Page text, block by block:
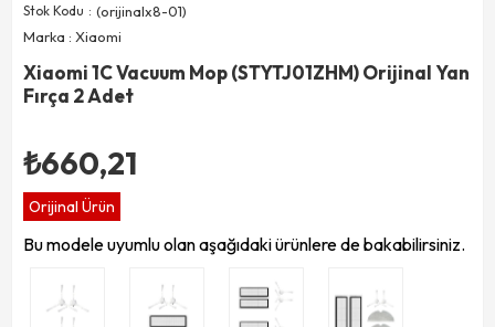
Stok Kodu
(orijinalx8-01)
Marka : Xiaomi
Xiaomi 1C Vacuum Mop (STYTJ01ZHM) Orijinal Yan
Fırça 2 Adet
₺660,21
Orijinal Ürün
Bu modele uyumlu olan aşağıdaki ürünlere de bakabilirsiniz.